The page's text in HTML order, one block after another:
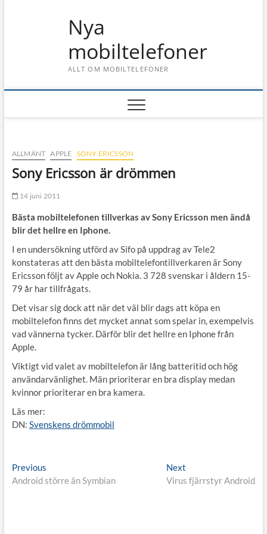
Nya
mobiltelefoner
ALLT OM MOBILTELEFONER
ALLMÄNT APPLE SONY ERICSSON
Sony Ericsson är drömmen
14 juni 2011
Bästa mobiltelefonen tillverkas av Sony Ericsson men ändå
blir det hellre en Iphone.
I en undersökning utförd av Sifo på uppdrag av Tele2
konstateras att den bästa mobiltelefontillverkaren är Sony
Ericsson följt av Apple och Nokia. 3 728 svenskar i åldern 15-
79 år har tillfrågats.
Det visar sig dock att när det väl blir dags att köpa en
mobiltelefon finns det mycket annat som spelar in, exempelvis
vad vännerna tycker. Därför blir det hellre en Iphone från
Apple.
Viktigt vid valet av mobiltelefon är lång batteritid och hög
användarvänlighet. Män prioriterar en bra display medan
kvinnor prioriterar en bra kamera.
Läs mer:
DN: Svenskens drömmobil
Inläggsnavigering
PreviousPrevious
post:
Android större än Symbian
Next
post:
Virus fjärrstyr Android